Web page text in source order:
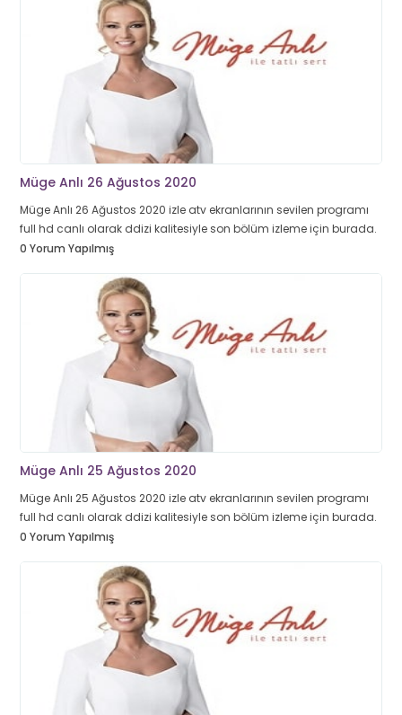
Müge Anlı 26 Ağustos 2020
Müge Anlı 26 Ağustos 2020 izle atv ekranlarının sevilen programı
full hd canlı olarak ddizi kalitesiyle son bölüm izleme için burada.
0 Yorum Yapılmış
Müge Anlı 25 Ağustos 2020
Müge Anlı 25 Ağustos 2020 izle atv ekranlarının sevilen programı
full hd canlı olarak ddizi kalitesiyle son bölüm izleme için burada.
0 Yorum Yapılmış